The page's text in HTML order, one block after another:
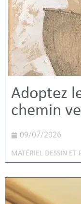
Adoptez
chemin
09/07/2026
MATÉRIEL DESSIN ET